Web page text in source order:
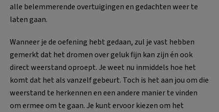
alle belemmerende overtuigingen en gedachten weer te
laten gaan.
Wanneer je de oefening hebt gedaan, zul je vast hebben
gemerkt dat het dromen over geluk fijn kan zijn én ook
direct weerstand oproept. Je weet nu inmiddels hoe het
komt dat het als vanzelf gebeurt. Toch is het aan jou om die
weerstand te herkennen en een andere manier te vinden
om ermee om te gaan. Je kunt ervoor kiezen om het